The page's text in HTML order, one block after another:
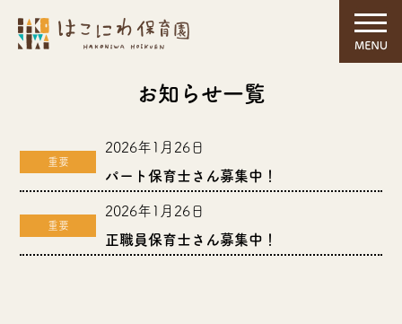
お知らせ一覧
重要
2026年1月26日
パート保育士さん募集中！
重要
2026年1月26日
正職員保育士さん募集中！